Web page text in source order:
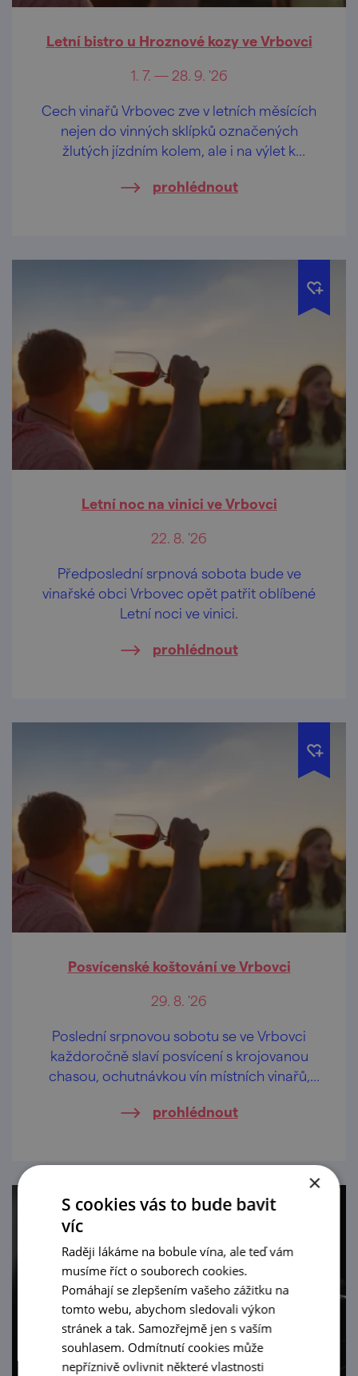
Letní bistro u Hroznové kozy ve Vrbovci
1. 7. — 28. 9. '26
Cech vinařů Vrbovec zve v letních měsících
nejen do vinných sklípků označených
žlutých jízdním kolem, ale i na výlet k
o příjemné občerstvení postará speciální
prohlédnout
Letní noc na vinici ve Vrbovci
22. 8. '26
Předposlední srpnová sobota bude ve
vinařské obci Vrbovec opět patřit oblíbené
Letní noci ve vinici.
prohlédnout
Posvícenské koštování ve Vrbovci
29. 8. '26
Poslední srpnovou sobotu se ve Vrbovci
každoročně slaví posvícení s krojovanou
chasou, ochutnávkou vín místních vinařů,
zábavou, co končívá až nad ránem…
prohlédnout
×
S cookies vás to bude bavit
víc
Raději lákáme na bobule vína, ale teď vám
musíme říct o souborech cookies.
Pomáhají se zlepšením vašeho zážitku na
tomto webu, abychom sledovali výkon
stránek a tak. Samozřejmě jen s vaším
souhlasem. Odmítnutí cookies může
nepříznivě ovlivnit některé vlastnosti